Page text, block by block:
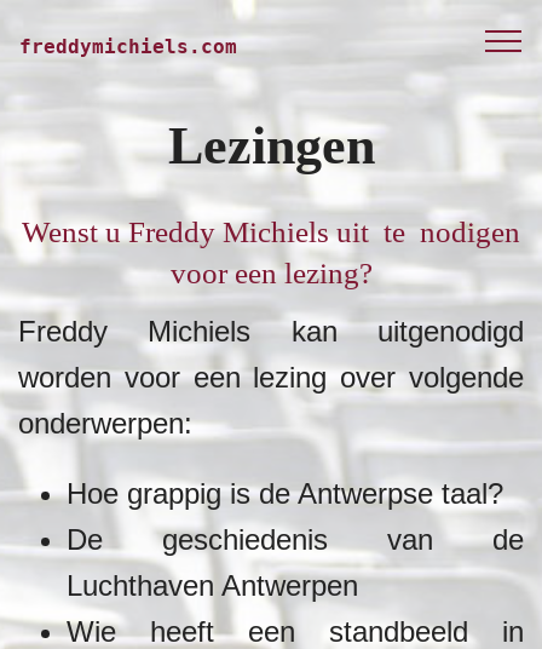
freddymichiels.com
Lezingen
Wenst u Freddy Michiels uit te nodigen
voor een lezing?
Freddy Michiels kan uitgenodigd
worden voor een lezing over volgende
onderwerpen:
Hoe grappig is de Antwerpse taal?
De geschiedenis van de
Luchthaven Antwerpen
Wie heeft een standbeeld in